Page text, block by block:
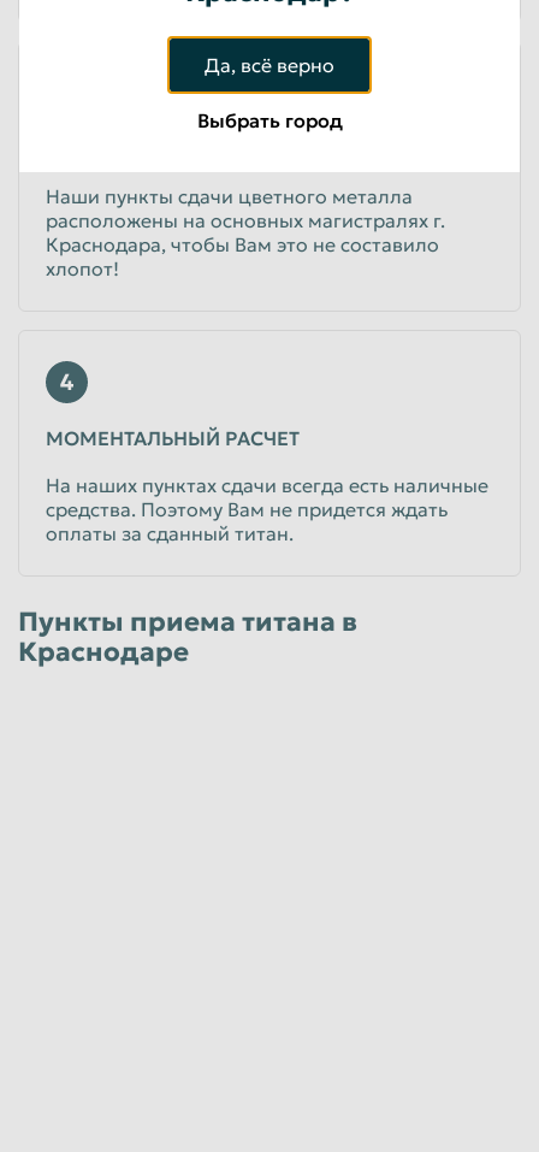
Наши пункты сдачи цветного металла
расположены на основных магистралях г.
Краснодара, чтобы Вам это не составило
хлопот!
4
МОМЕНТАЛЬНЫЙ РАСЧЕТ
На наших пунктах сдачи всегда есть наличные
средства. Поэтому Вам не придется ждать
оплаты за сданный титан.
Пункты приема титана в
Краснодаре
Да, всё верно
Выбрать город